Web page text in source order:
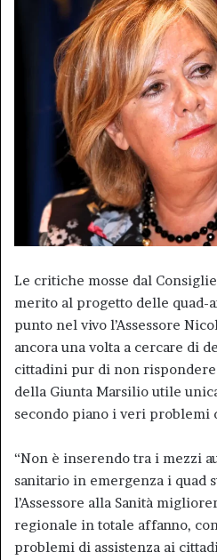
Le critiche mosse dal
merito al progetto delle quad-
punto nel vivo l’Assessore
ancora una volta a cercare di
cittadini pur di non
della Giunta Marsilio utile
secondo piano i veri problemi
“Non è inserendo tra i mezzi
sanitario in emergenza i quad
l’Assessore alla Sanità
regionale in totale affanno,
problemi di assistenza ai